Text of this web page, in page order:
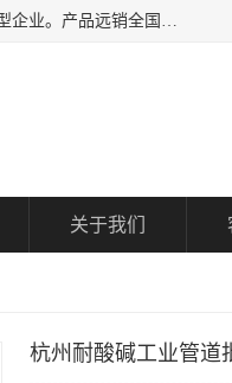
凯鑫管道科技有限公司是一家专业生产PPH、CPVC各类塑料阀门、塑料管道等非金属防腐化工设备的大型企业。产品远销全国三十一个省、市、自治区,广泛应用于化工、石油、氯碱、染料、制药、农药等行业，深受广大用户欢迎，是目前国内生产化工泵、阀门规模较大的生产基地之一。
关于我们
杭州耐酸碱工业管道